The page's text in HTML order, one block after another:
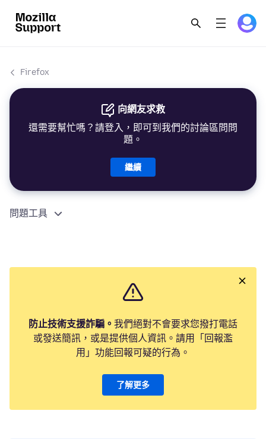
Firefox
向網友求救
還需要幫忙嗎？請登入，即可到我們的討論區問問
題。
繼續
問題工具
防止技術支援詐騙。 我們絕對不會要求您撥打電話
或發送簡訊，或是提供個人資訊。請用「回報濫
用」功能回報可疑的行為。
了解更多